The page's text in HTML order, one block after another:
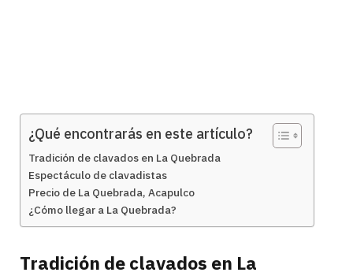
¿Qué encontrarás en este artículo?
Tradición de clavados en La Quebrada
Espectáculo de clavadistas
Precio de La Quebrada, Acapulco
¿Cómo llegar a La Quebrada?
Tradición de clavados en La